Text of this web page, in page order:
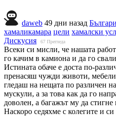
daweb 49 дни назад
хамаликамара цели хамалски
Дискусия
67 Прегледа
Всеки си мисли, че нашата
го качим в камиона и да го
Истината обаче е доста по-
пренасяш чужди животи,
гледаш на нещата по различен
мускули, а за това как да го
доволен, а багажът му да стигне
Наскоро седяхме с колегите и